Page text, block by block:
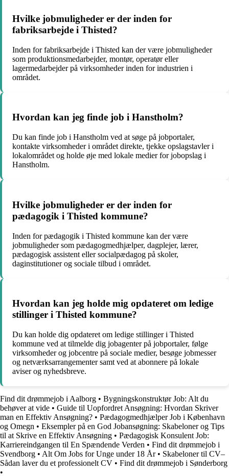
Hvilke jobmuligheder er der inden for
fabriksarbejde i Thisted?
Inden for fabriksarbejde i Thisted kan der være jobmuligheder
som produktionsmedarbejder, montør, operatør eller
lagermedarbejder på virksomheder inden for industrien i
området.
Hvordan kan jeg finde job i Hanstholm?
Du kan finde job i Hanstholm ved at søge på jobportaler,
kontakte virksomheder i området direkte, tjekke opslagstavler i
lokalområdet og holde øje med lokale medier for jobopslag i
Hanstholm.
Hvilke jobmuligheder er der inden for
pædagogik i Thisted kommune?
Inden for pædagogik i Thisted kommune kan der være
jobmuligheder som pædagogmedhjælper, dagplejer, lærer,
pædagogisk assistent eller socialpædagog på skoler,
daginstitutioner og sociale tilbud i området.
Hvordan kan jeg holde mig opdateret om ledige
stillinger i Thisted kommune?
Du kan holde dig opdateret om ledige stillinger i Thisted
kommune ved at tilmelde dig jobagenter på jobportaler, følge
virksomheder og jobcentre på sociale medier, besøge jobmesser
og netværksarrangementer samt ved at abonnere på lokale
aviser og nyhedsbreve.
Find dit drømmejob i Aalborg • Bygningskonstruktør Job: Alt du
behøver at vide • Guide til Uopfordret Ansøgning: Hvordan Skriver
man en Effektiv Ansøgning? • Pædagogmedhjælper Job i København
og Omegn • Eksempler på en God Jobansøgning: Skabeloner og Tips
til at Skrive en Effektiv Ansøgning • Pædagogisk Konsulent Job:
Karriereindgangen til En Spændende Verden • Find dit drømmejob i
Svendborg • Alt Om Jobs for Unge under 18 År• Skabeloner til CV–
Sådan laver du et professionelt CV • Find dit drømmejob i Sønderborg
•